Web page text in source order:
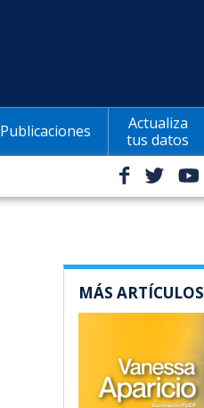
Publicaciones
Actualiza
tus datos
MÁS ARTÍCULOS